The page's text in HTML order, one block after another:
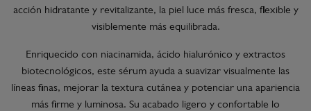
acción hidratante y revitalizante, la piel luce más fresca, flexible y
visiblemente más equilibrada.
Enriquecido con niacinamida, ácido hialurónico y extractos
biotecnológicos, este sérum ayuda a suavizar visualmente las
líneas finas, mejorar la textura cutánea y potenciar una apariencia
más firme y luminosa. Su acabado ligero y confortable lo